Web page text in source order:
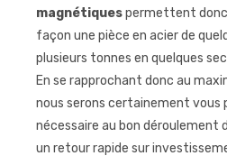
magnétiquespermettent donc
façon une pièce en acier de
plusieurs tonnes en quelques
En se rapprochant donc au
nous serons certainement vous
nécessaire au bon déroulement
un retour rapide sur